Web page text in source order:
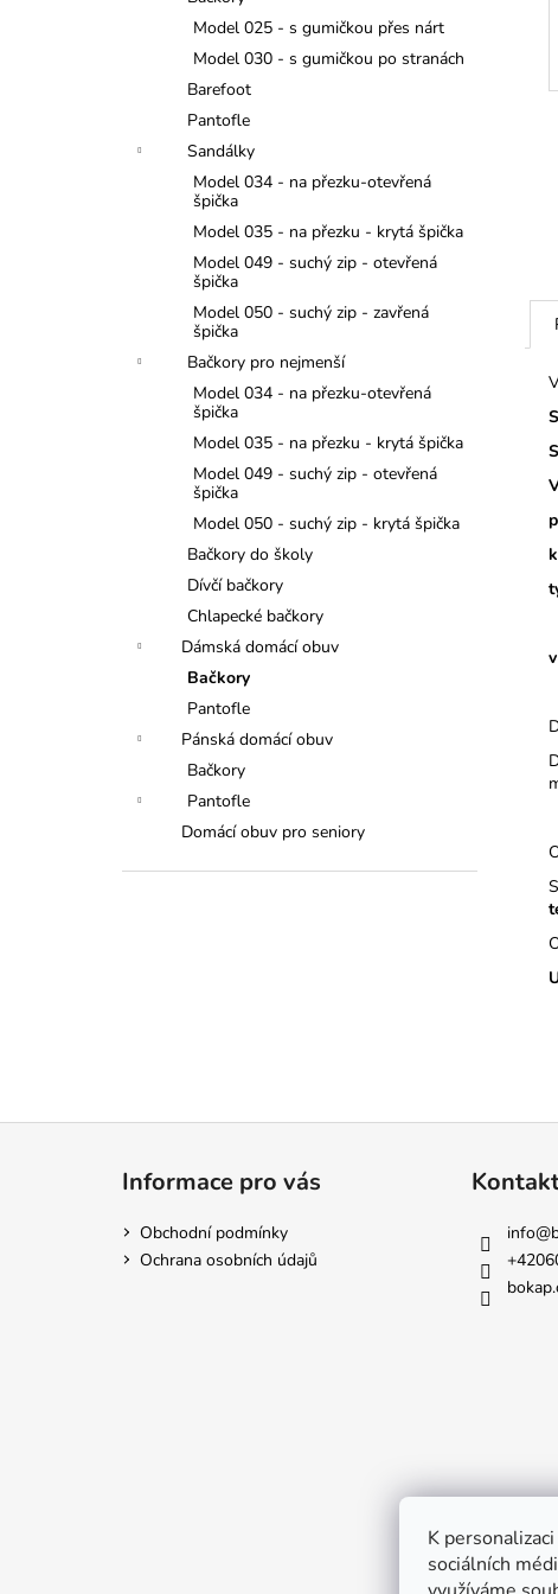
K
sociálních
Model 025 - s gumičkou přes nárt
Model 030 - s gumičkou po stranách
Barefoot
Pantofle
Sandálky
Model 034 - na přezku-otevřená
špička
Model 035 - na přezku - krytá špička
Model 049 - suchý zip - otevřená
špička
Model 050 - suchý zip - zavřená
špička
Bačkory pro nejmenší
Model 034 - na přezku-otevřená
špička
Model 035 - na přezku - krytá špička
Model 049 - suchý zip - otevřená
špička
Model 050 - suchý zip - krytá špička
Bačkory do školy
Dívčí bačkory
Chlapecké bačkory
Dámská domácí obuv
Bačkory
Pantofle
Pánská domácí obuv
Bačkory
Pantofle
Domácí obuv pro seniory
Informace pro vás
Obchodní podmínky
Ochrana osobních údajů
info@